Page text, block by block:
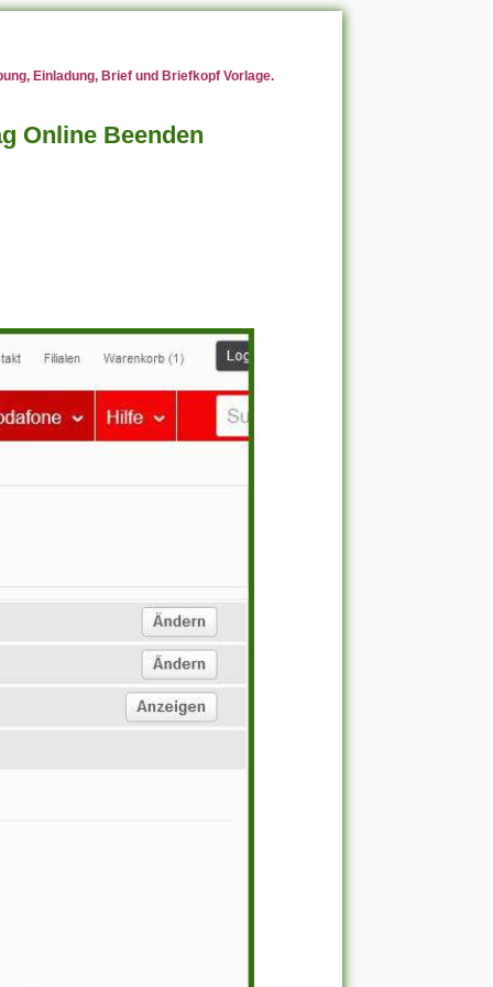
Einladung, Brief und Briefkopf Vorlage.
Online Beenden